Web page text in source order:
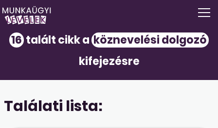
16 talált cikk a köznevelési dolgozó
kifejezésre
Találati lista: